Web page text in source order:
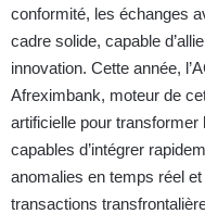
conformité, les échanges
cadre solide, capable
innovation. Cette année,
Afreximbank, moteur de
artificielle pour
capables d’intégrer
anomalies en temps réel
transactions